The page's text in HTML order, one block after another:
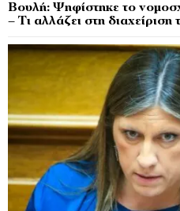
Βουλή: Ψηφίστηκε το
– Τι αλλάζει στη διαχείριση